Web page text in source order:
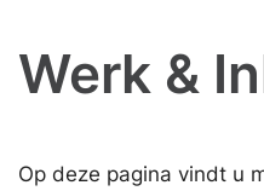
Werk &
Op deze pagina vindt u